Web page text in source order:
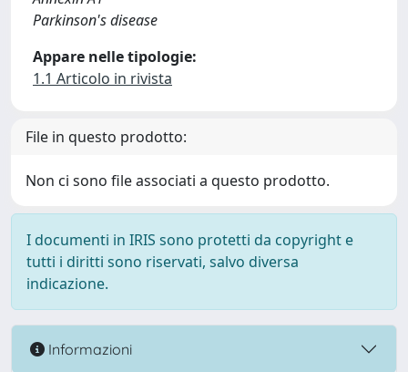
Parkinson's disease
Appare nelle tipologie:
1.1 Articolo in rivista
File in questo prodotto:
Non ci sono file associati a questo prodotto.
I documenti in IRIS sono protetti da copyright e
tutti i diritti sono riservati, salvo diversa
indicazione.
Informazioni